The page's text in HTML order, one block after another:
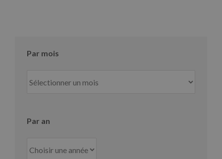
Par mois
mois
Par an